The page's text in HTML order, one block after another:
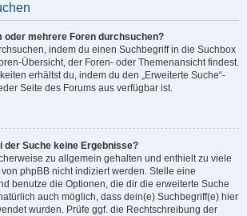
oder mehrere Foren durchsuchen?
indem du einen Suchbegriff in die Suchbox
Übersicht, der Foren- oder Themenansicht findest.
erhältst du, indem du den „Erweiterte Suche“-
Seite des Forums aus verfügbar ist.
der Suche keine Ergebnisse?
zu allgemein gehalten und enthielt zu viele
phpBB nicht indiziert werden. Stelle eine
benutze die Optionen, die dir die erweiterte Suche
auch möglich, dass dein(e) Suchbegriff(e) hier
wurden. Prüfe ggf. die Rechtschreibung der